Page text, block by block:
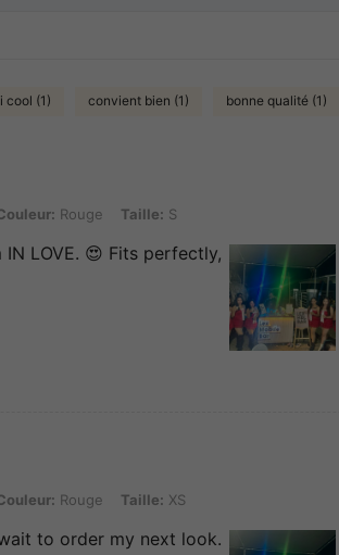
cool (1) convient bien (1) bonne qualité (1)
Rouge, Taille: S
Rouge Taille: S
LOVE. 😍 Fits perfectly,
Rouge, Taille: XS
Rouge Taille: XS
to order my next look.